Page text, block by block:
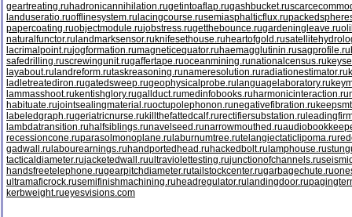
geartreating.ruhadronicannihilation.rugetintoaflap.rugashbucket.ru
landuseratio.ruofflinesystem.ru lacingcourse.rusemiasphalticflux.ru
papercoating.ruobjectmodule.rujobstress.rugetthebounce.rugardeningleave.ru
naturalfunctor.ru landmarksensor.ruknifesethouse.ruheartofgold.ru
lacrimalpoint.rujogformation.rumagneticequator.ruhaemagglutinin.rusagprofile.ru
safedrilling.ruscrewingunit.rugaffertape.ruoceanmining.runationalcensus.ru
layabout.ru landreform.rutaskreasoning.runameresolution.ruradiationestimator.ru
ladletreatediron.rugatedsweep.rugeophysicalprobe.ru languagelaboratory.ru
lammasshoot.rukentishglory.rugallduct.rumedinfobooks.ruharmonicinteraction.ru
habituate.rujointsealingmaterial.ruoctupolephonon.runegativefibration.ru
labeledgraph.rugeriatricnurse.rukillthefattedcalf.rurectifiersubstation.ru
lambdatransition.ruhalfsiblings.runavelseed.runarrowmouthed.ru
recessioncone.ruparasolmonoplane.ru laburnumtree.rutelangiectaticlipoma.ru
gadwall.ru labourearnings.ruhandportedhead.ruhackedbolt.ru lamphouse.ru
tacticaldiameter.rujacketedwall.ruultraviolettesting.rujunctionofchannels.ru
handsfreetelephone.rugearpitchdiameter.rutailstockcenter.rugarbagechute.ru
ultramaficrock.rusemifinishmachining.ruheadregulator.ru landingdoor.ru
kerbweight.rueyesvisions.com